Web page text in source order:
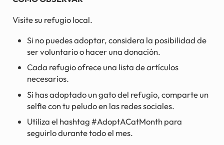
Visite su refugio local.
Si no puedes adoptar, considera la posibilidad de
ser voluntario o hacer una donación.
Cada refugio ofrece una lista de artículos
necesarios.
Si has adoptado un gato del refugio, comparte un
selfie con tu peludo en las redes sociales.
Utiliza el hashtag #AdoptACatMonth para
seguirlo durante todo el mes.